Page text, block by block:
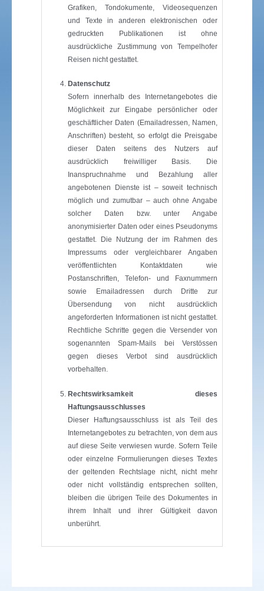
Grafiken, Tondokumente, Videosequenzen
und Texte in anderen elektronischen oder
gedruckten Publikationen ist ohne
ausdrückliche Zustimmung von Tempelhofer
Reisen nicht gestattet.
Datenschutz
Sofern innerhalb des Internetangebotes die
Möglichkeit zur Eingabe persönlicher oder
geschäftlicher Daten (Emailadressen, Namen,
Anschriften) besteht, so erfolgt die Preisgabe
dieser Daten seitens des Nutzers auf
ausdrücklich freiwilliger Basis. Die
Inanspruchnahme und Bezahlung aller
angebotenen Dienste ist – soweit technisch
möglich und zumutbar – auch ohne Angabe
solcher Daten bzw. unter Angabe
anonymisierter Daten oder eines Pseudonyms
gestattet. Die Nutzung der im Rahmen des
Impressums oder vergleichbarer Angaben
veröffentlichten Kontaktdaten wie
Postanschriften, Telefon- und Faxnummern
sowie Emailadressen durch Dritte zur
Übersendung von nicht ausdrücklich
angeforderten Informationen ist nicht gestattet.
Rechtliche Schritte gegen die Versender von
sogenannten Spam-Mails bei Verstössen
gegen dieses Verbot sind ausdrücklich
vorbehalten.
Rechtswirksamkeit dieses
Haftungsausschlusses
Dieser Haftungsausschluss ist als Teil des
Internetangebotes zu betrachten, von dem aus
auf diese Seite verwiesen wurde. Sofern Teile
oder einzelne Formulierungen dieses Textes
der geltenden Rechtslage nicht, nicht mehr
oder nicht vollständig entsprechen sollten,
bleiben die übrigen Teile des Dokumentes in
ihrem Inhalt und ihrer Gültigkeit davon
unberührt.